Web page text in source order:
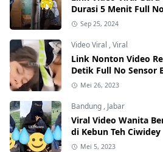
Durasi 5 Menit Full
Internet, Hati-Hati
Sep 25, 2024
Video Viral ,Viral
Link Nonton Video
Detik Full No Sensor
Hati-Hati Phising!
Mei 26, 2023
Bandung , Jabar
Viral Video Wanita
di Kebun Teh Ciwidey
Mei 5, 2023